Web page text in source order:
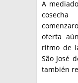
A
oferta
ritmo de
São José
también